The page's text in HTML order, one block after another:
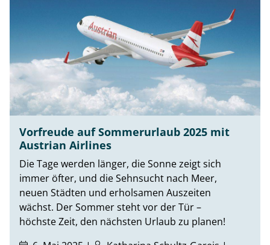
Vorfreude auf Sommerurlaub 2025 mit
Austrian Airlines
Die Tage werden länger, die Sonne zeigt sich
immer öfter, und die Sehnsucht nach Meer,
neuen Städten und erholsamen Auszeiten
wächst. Der Sommer steht vor der Tür –
höchste Zeit, den nächsten Urlaub zu planen!